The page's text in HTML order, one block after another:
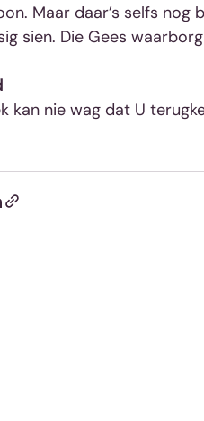
Maar daar’s selfs
sien. Die Gees
kan nie wag dat U